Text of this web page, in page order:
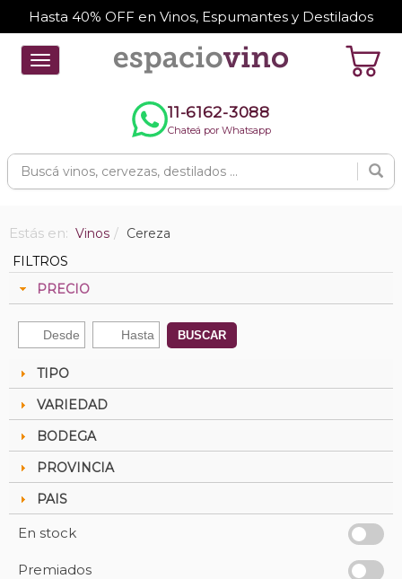
Hasta 40% OFF en Vinos, Espumantes y Destilados
Toggle
navigation
11-6162-3088
Chateá por Whatsapp
Estás en: Vinos
Cereza
FILTROS
PRECIO
BUSCAR
TIPO
VARIEDAD
BODEGA
PROVINCIA
PAIS
En stock
Premiados